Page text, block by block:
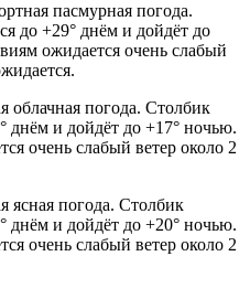
пасмурная погода.
до +29° днём и дойдёт до
ожидается очень слабый
облачная погода. Столбик
днём и дойдёт до +17° ночью.
очень слабый ветер около 2
ясная погода. Столбик
днём и дойдёт до +20° ночью.
очень слабый ветер около 2